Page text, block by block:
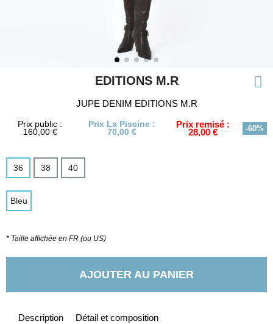
EDITIONS M.R
JUPE DENIM EDITIONS M.R
Prix public :
160,00 €
Prix La Piscine :
70,00 €
Prix remisé :
28,00 € -60%
36 38 40
Bleu
* Taille affichée en FR (ou US)
AJOUTER AU PANIER
Description Détail et composition